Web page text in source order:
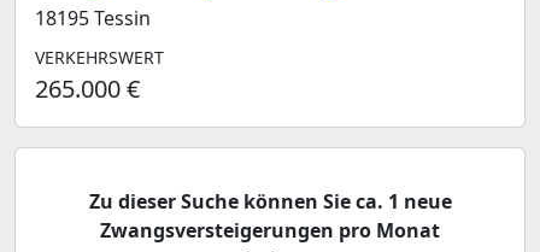
18195 Tessin
VERKEHRSWERT
265.000 €
Zu dieser Suche können Sie ca. 1 neue
Zwangsversteigerungen pro Monat